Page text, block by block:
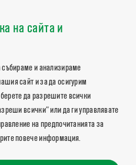
на сайта и
събираме и анализираме
сайт и за да осигурим
да разрешите всички
всички“ или да ги управлявате
на предпочитанията за
повече информация.